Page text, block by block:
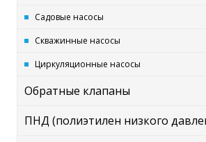
Садовые насосы
Скважинные насосы
Циркуляционные насосы
Обратные клапаны
ПНД (полиэтилен низкого